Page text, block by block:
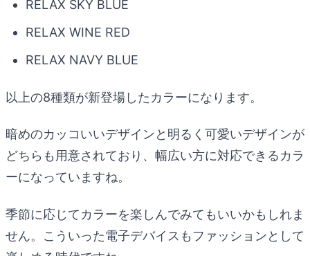
RELAX SKY BLUE
RELAX WINE RED
RELAX NAVY BLUE
以上の8種類が新登場したカラーになります。
暗めのカッコいいデザインと明るく可愛いデザインが
どちらも用意されており、幅広い方に対応できるカラ
ーになっていますね。
季節に応じてカラーを楽しんでみてもいいかもしれま
せん。こういった電子デバイスもファッションとして